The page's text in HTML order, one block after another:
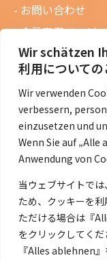
Wir schätzen
利用について
Wir verwenden
verbessern,
einzusetzen und
Wenn Sie auf
Anwendung von
当ウェブサイトで
ため、クッキーを
ただける場合は『
をクリックしてく
『Alles ablehnen
お問い合わせ
会員専用ページ
ニュースレター
過去の講演資料
総会議事録
定款・会費規定
コラムの紹介
コラム一覧